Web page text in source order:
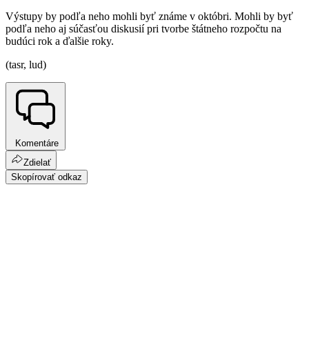
Výstupy by podľa neho mohli byť známe v októbri. Mohli by byť
podľa neho aj súčasťou diskusií pri tvorbe štátneho rozpočtu na
budúci rok a ďalšie roky.
(tasr, lud)
Komentáre
Zdielať
Skopírovať odkaz